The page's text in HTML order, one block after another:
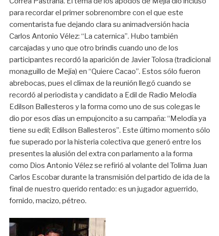
para recordar el primer sobrenombre con el que este
comentarista fue dejando clara su animadversión hacia
Carlos Antonio Vélez: “La caternica”. Hubo también
carcajadas y uno que otro brindis cuando uno de los
participantes recordó la aparición de Javier Tolosa (tradicional
monaguillo de Mejía) en “Quiere Cacao”. Estos sólo fueron
abrebocas, pues el clímax de la reunión llegó cuando se
recordó al periodista y candidato a Edil de Radio Melodía
Edilson Ballesteros y la forma como uno de sus colegas le
dio por esos días un empujoncito a su campaña: “Melodía ya
tiene su edil; Edilson Ballesteros”. Este último momento sólo
fue superado por la histeria colectiva que generó entre los
presentes la alusión del extra con parlamento a la forma
como Dios Antonio Vélez se refirió al volante del Tolima Juan
Carlos Escobar durante la transmisión del partido de ida de la
final de nuestro querido rentado: es un jugador aguerrido,
fornido, macizo, pétreo.